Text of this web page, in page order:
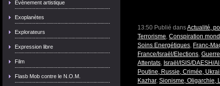
Evènement artistique
Exoplanètes
Explorateurs
Expression libre
Film
Flasb Mob contre le N.O.M.
13:50 Publié dansActualité,
Terrorisme, Conspiration
Soins Energétiques, Franc-
France/Israël/Elections,
Attentats, Israël/ISIS/DAESH/
Poutine, Russie, Crimée,
Kazhar, Sionisme, Oligarchie,